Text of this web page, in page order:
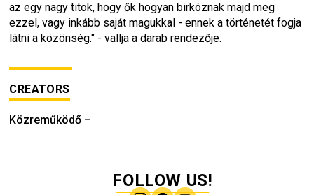
az egy nagy titok, hogy ők hogyan birkóznak majd meg
ezzel, vagy inkább saját magukkal - ennek a történetét fogja
látni a közönség." - vallja a darab rendezője.
CREATORS
Közreműködő –
FOLLOW US!